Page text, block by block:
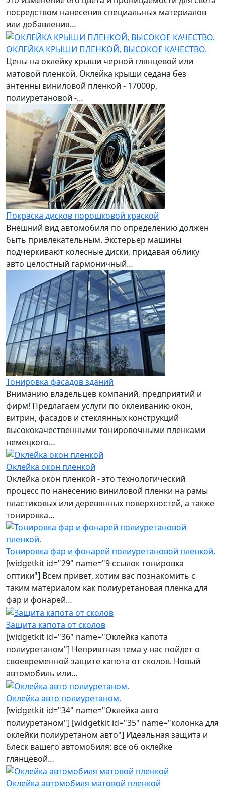
посредством нанесения специальных материалов
или добавления…
ОКЛЕЙКА КРЫШИ ПЛЕНКОЙ, ВЫСОКОЕ КАЧЕСТВО.
Цены на оклейку крыши черной глянцевой или
матовой пленкой. Оклейка крыши седана без
антенны виниловой пленкой - 17000р,
полиуретановой -…
Покраска дисков порошковой краской
Внешний вид автомобиля по определению должен
быть привлекательным. Экстерьер машины
подчеркивают колесные диски, придавая облику
авто целостный гармоничный…
Тонировка фасадов зданий
Вниманию владельцев компаний, предприятий и
фирм! Предлагаем услуги по оклеиванию окон,
витрин, фасадов и стеклянных конструкций
высококачественными тонировочными пленками
немецкого…
Оклейка окон пленкой
Оклейка окон пленкой - это технологический
процесс по нанесению виниловой пленки на рамы
пластиковых или деревянных поверхностей, а также
тонировка…
Тонировка фар и фонарей полиуретановой пленкой.
[widgetkit id="29" name="9 ссылок тонировка
оптики"] Всем привет, хотим вас познакомить с
таким материалом как полиуретановая пленка для
фар и фонарей…
Защита капота от сколов
[widgetkit id="36" name="Оклейка капота
полиуретаном"] Неприятная тема у нас пойдет о
своевременной защите капота от сколов. Новый
автомобиль или…
Оклейка авто полиуретаном.
[widgetkit id="34" name="Оклейка авто
полиуретаном"] [widgetkit id="35" name="колонка для
оклейки полиуретаном авто"] Идеальная защита и
блеск вашего автомобиля: всё об оклейке
глянцевой…
Оклейка автомобиля матовой пленкой